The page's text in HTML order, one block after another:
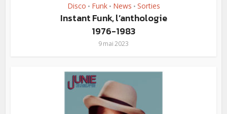
Disco • Funk • News • Sorties
Instant Funk, l’anthologie
1976-1983
9 mai 2023